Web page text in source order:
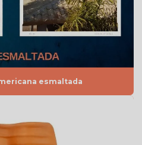
esmaltada